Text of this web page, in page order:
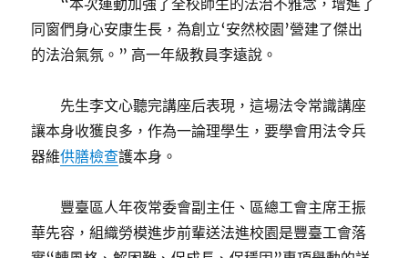
“本次運動加強了全校師生的法治不雅念，增進了
同窗們身心安康生長，為創立‘安然校園’營建了傑出
的法治氣氛。” 高一年級教員李遠說。
先生李文心聽完講座后表現，這場法令常識講座
讓本身收獲良多，作為一論理學生，要學會用法令兵
器維供膳檢查護本身。
豐臺區人年夜常委會副主任、區總工會主席王振
華先容，組織勞模進步前輩送法進校園是豐臺工會落